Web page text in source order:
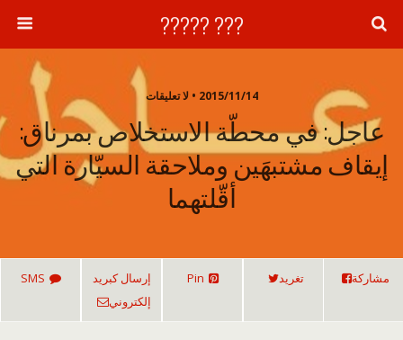
??? ?????
2015/11/14 • لا تعليقات
عاجل: في محطّة الاستخلاص بمرناق:
إيقاف مشتبهَين وملاحقة السيّارة التي
أقّلتهما
مشاركة تغريد Pin
إرسال كبريد
إلكتروني
SMS